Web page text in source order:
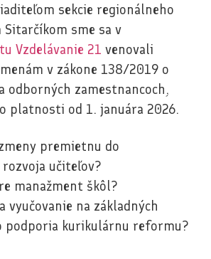
sekcie regionálneho
sme sa v
Vzdelávanie 21 venovali
v zákone 138/2019 o
odborných zamestnancoch,
platnosti od 1. januára 2026.
premietnu do
učiteľov?
manažment škôl?
vyučovanie na základných
podporia kurikulárnu reformu?